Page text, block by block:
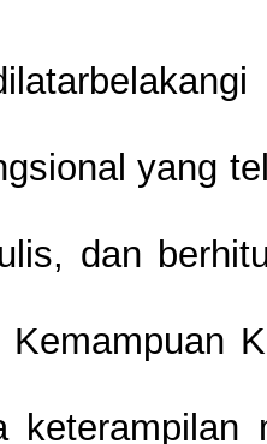
yang
dan
Kemampuan
keterampilan